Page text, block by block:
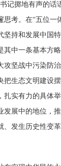
记掷地有声的话
思考。在“五位一
坚持和发展中国
其中一条基本方
攻坚战中污染防
把生态文明建设
扎实有力的具体
发展中的地位，
发生历史性变革